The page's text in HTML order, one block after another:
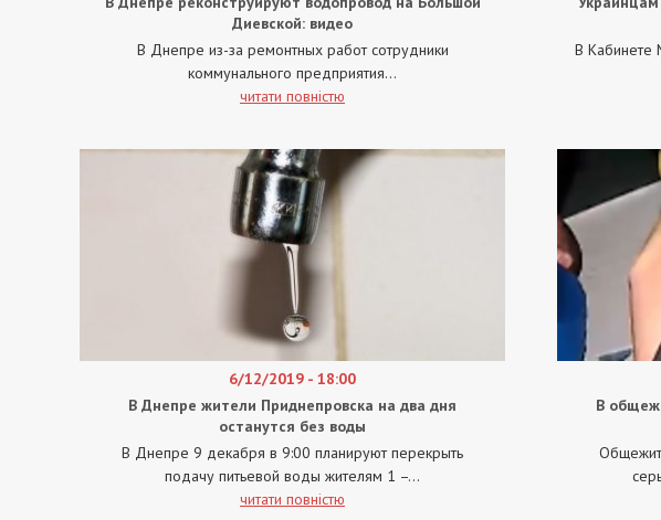
Диевской: видео
В Днепре из-за ремонтных работ сотрудники
коммунального предприятия...
читати повністю
В Кабинете
6/12/2019 - 18:00
В Днепре жители Приднепровска на два дня
останутся без воды
В Днепре 9 декабря в 9:00 планируют перекрыть
подачу питьевой воды жителям 1 –...
читати повністю
В